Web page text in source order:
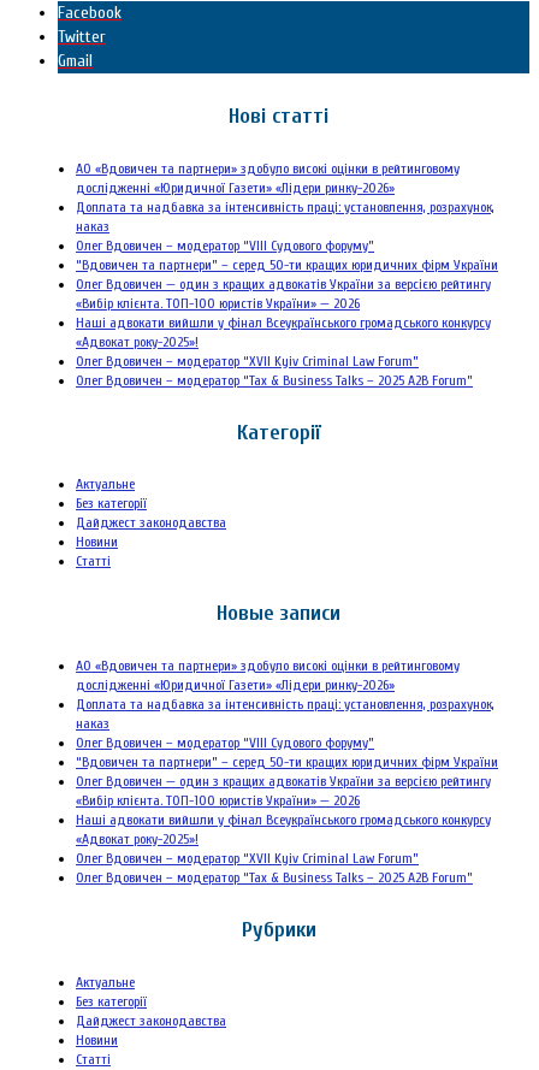
Facebook
Twitter
Gmail
Нові статті
АО «Вдовичен та партнери» здобуло високі оцінки в рейтинговому
дослідженні «Юридичної Газети» «Лідери ринку-2026»
Доплата та надбавка за інтенсивність праці: установлення, розрахунок,
наказ
Олег Вдовичен – модератор “VIII Судового форуму”
“Вдовичен та партнери” – серед 50-ти кращих юридичних фірм України
Олег Вдовичен — один з кращих адвокатів України за версією рейтингу
«Вибір клієнта. ТОП-100 юристів України» — 2026
Наші адвокати вийшли у фінал Всеукраїнського громадського конкурсу
«Адвокат року-2025»!
Олег Вдовичен – модератор “XVII Kyiv Criminal Law Forum”
Олег Вдовичен – модератор “Tax & Business Talks – 2025 A2B Forum”
Категорії
Актуальне
Без категорії
Дайджест законодавства
Новини
Статті
Новые записи
АО «Вдовичен та партнери» здобуло високі оцінки в рейтинговому
дослідженні «Юридичної Газети» «Лідери ринку-2026»
Доплата та надбавка за інтенсивність праці: установлення, розрахунок,
наказ
Олег Вдовичен – модератор “VIII Судового форуму”
“Вдовичен та партнери” – серед 50-ти кращих юридичних фірм України
Олег Вдовичен — один з кращих адвокатів України за версією рейтингу
«Вибір клієнта. ТОП-100 юристів України» — 2026
Наші адвокати вийшли у фінал Всеукраїнського громадського конкурсу
«Адвокат року-2025»!
Олег Вдовичен – модератор “XVII Kyiv Criminal Law Forum”
Олег Вдовичен – модератор “Tax & Business Talks – 2025 A2B Forum”
Рубрики
Актуальне
Без категорії
Дайджест законодавства
Новини
Статті